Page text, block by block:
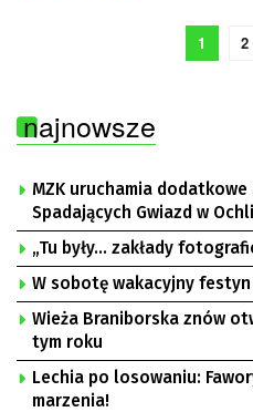
1 2
najnowsze
MZK uruchamia
Spadających Gwiazd w Ochli
„Tu były…
W sobotę wakacyjny
Wieża Braniborska znów
tym roku
Lechia po losowaniu:
marzenia!